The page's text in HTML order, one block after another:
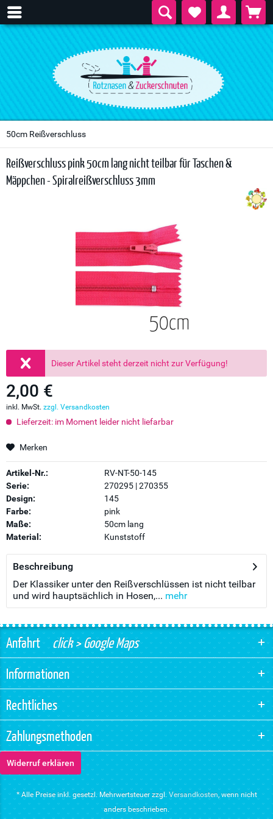
50cm Reißverschluss
Reißverschluss pink 50cm lang nicht teilbar für Taschen &
Mäppchen - Spiralreißverschluss 3mm
Dieser Artikel steht derzeit nicht zur Verfügung!
2,00 €
inkl. MwSt. zzgl. Versandkosten
Lieferzeit: im Moment leider nicht liefarbar
Merken
Artikel-Nr.:
RV-NT-50-145
Serie:
270295 | 270355
Design:
145
Farbe:
pink
Maße:
50cm lang
Material:
Kunststoff
Beschreibung
Der Klassiker unter den Reißverschlüssen ist nicht teilbar
und wird hauptsächlich in Hosen,... mehr
Anfahrtclick > Google Maps
Informationen
Rechtliches
Zahlungsmethoden
Widerruf erklären
* Alle Preise inkl. gesetzl. Mehrwertsteuer zzgl. Versandkosten, wenn nicht
anders beschrieben.